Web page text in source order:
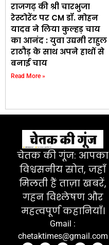
राजगढ़ की श्री चारभुजा
रेस्टोरेंट पर CM डॉ. मोहन
यादव ने लिया कुल्हड़ चाय
का आनंद : युवा उद्यमी राहुल
राठौड़ के साथ अपने हाथों से
बनाई चाय
Read More »
चेतक की गूंज: आपका
विश्वसनीय स्रोत, जहाँ
मिलती हैं ताज़ा खबरें,
गहन विश्लेषण और
महत्वपूर्ण कहानियाँ।
Gmail :
chetaktimes@gmail.com